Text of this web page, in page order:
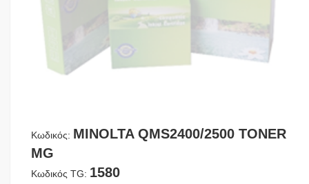
Κωδικός: MINOLTA QMS2400/2500 TONER
MG
Κωδικός TG: 1580